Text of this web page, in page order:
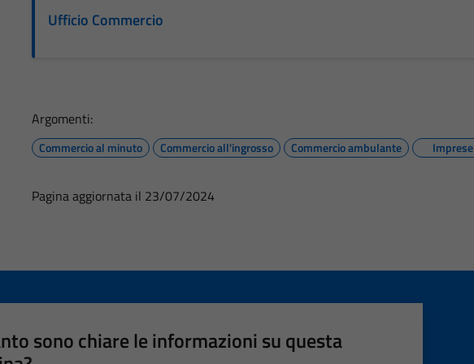
Ufficio Commercio
Argomenti:
Commercio al minuto Commercio all'ingrosso Commercio ambulante Imprese
Pagina aggiornata il 23/07/2024
sono chiare le informazioni su questa